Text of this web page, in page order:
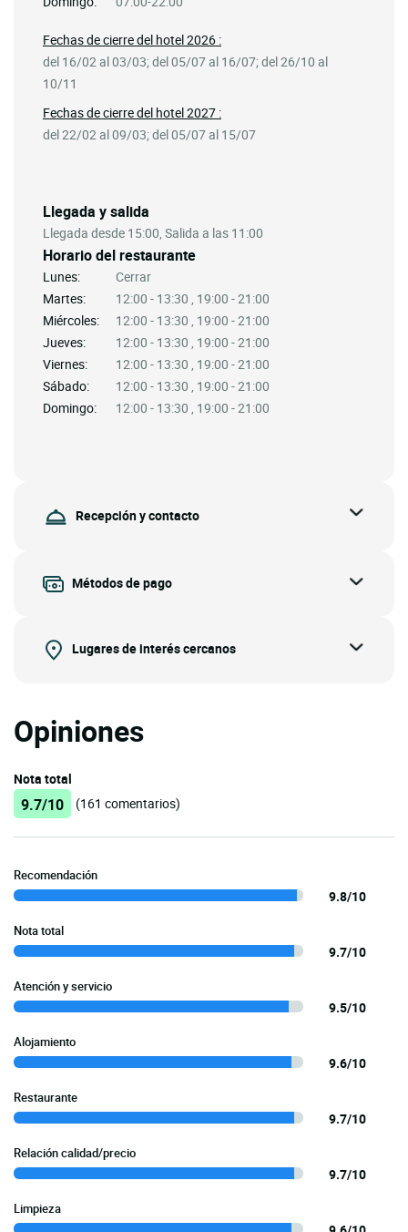
Llegada y salida
Llegada desde 15:00, Salida a las 11:00
Horario del restaurante
Lunes:
Cerrar
Martes:
12:00 - 13:30 , 19:00 - 21:00
Miércoles:
12:00 - 13:30 , 19:00 - 21:00
Jueves:
12:00 - 13:30 , 19:00 - 21:00
Viernes:
12:00 - 13:30 , 19:00 - 21:00
Sábado:
12:00 - 13:30 , 19:00 - 21:00
Domingo:
12:00 - 13:30 , 19:00 - 21:00
Fechas de cierre del hotel 2026 :
del 16/02 al 03/03; del 05/07 al 16/07; del 26/10 al
10/11
Fechas de cierre del hotel 2027 :
del 22/02 al 09/03; del 05/07 al 15/07
Recepción y contacto
Métodos de pago
Lugares de interés cercanos
Opiniones
Nota total
9.7/10 (161 comentarios)
Recomendación
9.8/10
Nota total
9.7/10
Atención y servicio
9.5/10
Alojamiento
9.6/10
Restaurante
9.7/10
Relación calidad/precio
9.7/10
Limpieza